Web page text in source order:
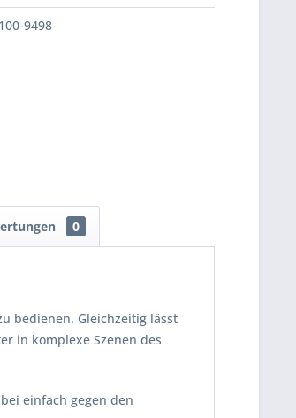
9498
0
bedienen. Gleichzeitig lässt
in komplexe Szenen des
einfach gegen den